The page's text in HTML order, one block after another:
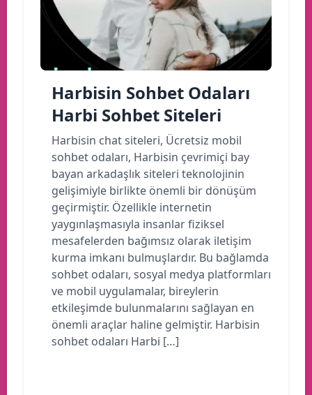
Harbisin Sohbet Odaları
Harbi Sohbet Siteleri
Harbisin chat siteleri, Ücretsiz mobil
sohbet odaları, Harbisin çevrimiçi bay
bayan arkadaşlık siteleri teknolojinin
gelişimiyle birlikte önemli bir dönüşüm
geçirmiştir. Özellikle internetin
yaygınlaşmasıyla insanlar fiziksel
mesafelerden bağımsız olarak iletişim
kurma imkanı bulmuşlardır. Bu bağlamda
sohbet odaları, sosyal medya platformları
ve mobil uygulamalar, bireylerin
etkileşimde bulunmalarını sağlayan en
önemli araçlar haline gelmiştir. Harbisin
sohbet odaları Harbi […]